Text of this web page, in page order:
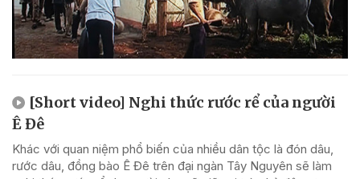
[Short video] Nghi thức rước rể của người
Ê Đê
Khác với quan niệm phổ biến của nhiều dân tộc là đón dâu,
rước dâu, đồng bào Ê Đê trên đại ngàn Tây Nguyên sẽ làm